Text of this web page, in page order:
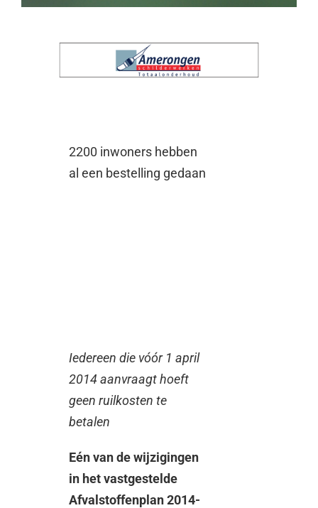
2200 inwoners hebben
al een bestelling gedaan
Iedereen die vóór 1 april
2014 aanvraagt hoeft
geen ruilkosten te
betalen
Eén van de wijzigingen
in het vastgestelde
Afvalstoffenplan 2014-